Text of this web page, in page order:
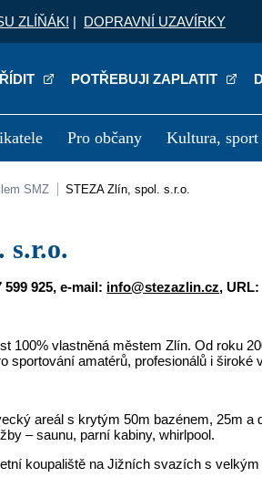
ZLÍŇÁK! | DOPRAVNÍ UZAVÍRKY
POTŘEBUJI ZAPLATIT
Pro občany Kultura, sport
Kariéra
SMZ STEZA Zlín, spol. s.r.o.
s.r.o.
599 925, e-mail: info@stezazlin.cz, URL:
100% vlastněná městem Zlín. Od roku
sportování amatérů, profesionálů i široké
areál s krytým 50m bazénem, 25m
– saunu, parní kabiny, whirlpool.
koupaliště na Jižních svazích s